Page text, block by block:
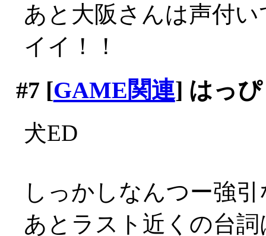
あと大阪さんは声付
イイ！！
#7 [GAME関連] はっ
犬ED
しっかしなんつー強
あとラスト近くの台